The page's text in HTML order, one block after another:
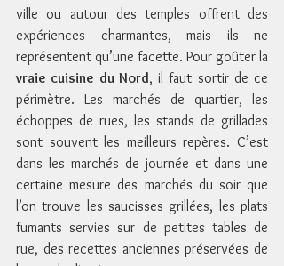
ville ou autour des temples offrent des
expériences charmantes, mais ils ne
vraie cuisine du Nord, il faut sortir de ce
périmètre. Les marchés de quartier, les
échoppes de rues, les stands de grillades
sont souvent les meilleurs repères. C’est
dans les marchés de journée et dans une
certaine mesure des marchés du soir que
l’on trouve les saucisses grillées, les plats
fumants servies sur de petites tables de
rue, des recettes anciennes préservées de